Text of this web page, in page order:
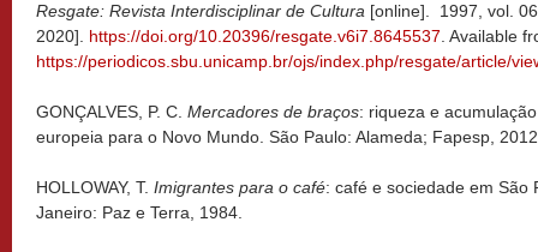
Resgate: Revista Interdisciplinar de Cultura [online]. 1997, vol.
2020]. https://doi.org/10.20396/resgate.v6i7.8645537 . Available
https://periodicos.sbu.unicamp.br/ojs/index.php/resgate/article/
GONÇALVES, P. C. Mercadores de braços: riqueza e
europeia para o Novo Mundo. São Paulo: Alameda; Fapesp,
HOLLOWAY, T. Imigrantes para o café: café e sociedade em São
Janeiro: Paz e Terra, 1984.